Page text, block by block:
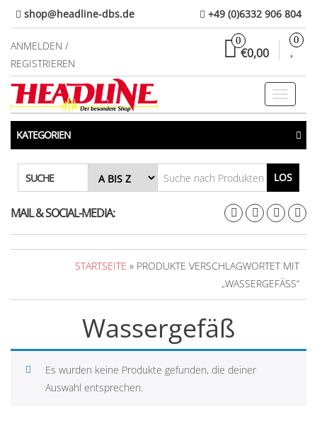
Direkt
zum
Inhalt
shop@headline-dbs.de +49 (0)6332 906 804
ANMELDEN /
REGISTRIEREN
0
€0,00
0
Toggle
KATEGORIEN
SUCHE LOS
MAIL & SOCIAL-MEDIA:
STARTSEITE » PRODUKTE VERSCHLAGWORTET MIT
„WASSERGEFÄSS“
Wassergefäß
Es wurden keine Produkte gefunden, die deiner
Auswahl entsprechen.